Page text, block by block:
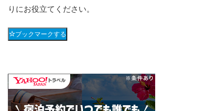
りにお役立てください。
ブックマークする